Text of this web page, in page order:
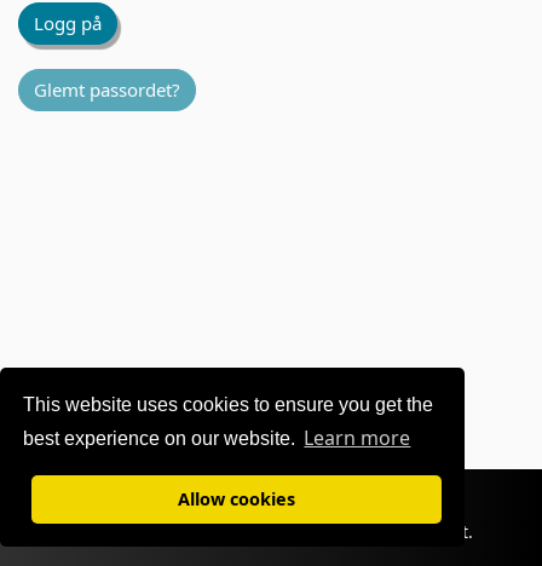
This website uses cookies to ensure you get the
best experience on our website. Learn more
Allow cookies
Logg på
Glemt passordet?
Personvern
©1995-2026 OKI Europe Ltd. Alle rettigheter forbeholdt.